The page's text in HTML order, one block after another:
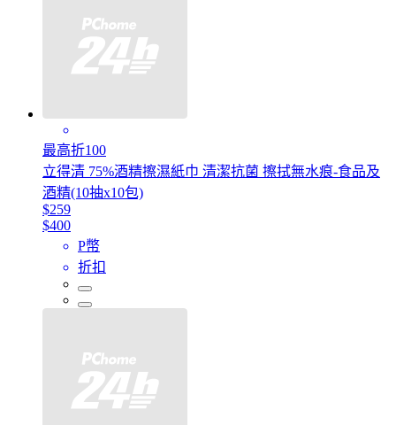
最高折100
立得清 75%酒精擦濕紙巾 清潔抗菌 擦拭無水痕-食品及
酒精(10抽x10包)
$259
$400
P幣
折扣